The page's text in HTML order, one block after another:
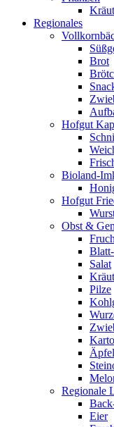
Regionales
Brot
Hofgut
Bioland-
Hofgut
Obst &
Salat
Pilze
Regionale
Eier